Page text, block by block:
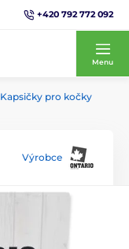
+420 792 772 092
Menu
Kapsičky pro kočky
Výrobce